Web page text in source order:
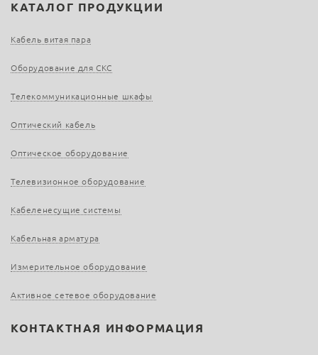
КАТАЛОГ ПРОДУКЦИИ
Кабель витая пара
Оборудование для СКС
Телекоммуникационные шкафы
Оптический кабель
Оптическое оборудование
Телевизионное оборудование
Кабеленесущие системы
Кабельная арматура
Измерительное оборудование
Активное сетевое оборудование
КОНТАКТНАЯ ИНФОРМАЦИЯ